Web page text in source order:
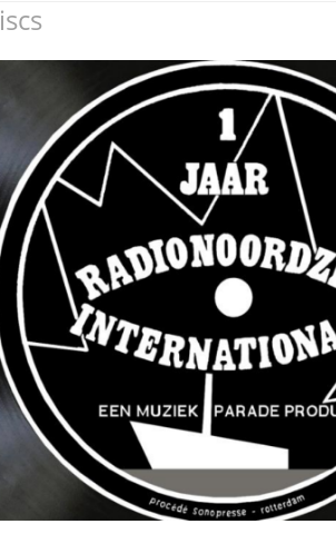
Jingledemo’s en hun
tags
Dallas jingle city
De Tourtune
Ferry Maat 65
Ferry Maat interview
Jingle Awards
Jingle NIEUW
Omroepbanden
Stoomfluit Klaas
Vaak
Uitvinding
jinglecassette
Pepper & Tanner in
pictures
Top Format in
Dik Voormekaar in
foto’s